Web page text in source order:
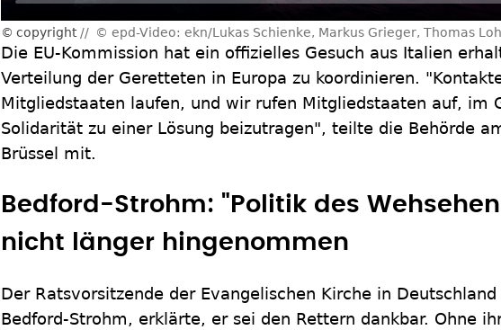
copyright © epd-Video: ekn/Lukas Schienke, Markus Grieger, Thomas
Die EU-Kommission hat ein offizielles Gesuch aus Italien
Verteilung der Geretteten in Europa zu koordinieren.
Mitgliedstaaten laufen, und wir rufen Mitgliedstaaten auf, im
Solidarität zu einer Lösung beizutragen", teilte die Behörde
Brüssel mit.
Bedford-Strohm: "Politik des
nicht länger hingenommen
Der Ratsvorsitzende der Evangelischen Kirche in
Bedford-Strohm, erklärte, er sei den Rettern dankbar. Ohne